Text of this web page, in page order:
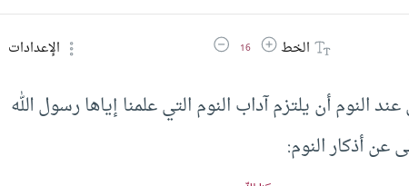
الخطزيادة حجم الخط
16 تقليل حجم الخط الإعدادات
النوم أن يلتزم آداب النوم التي علمنا إياها رسول الله
عن أذكار النوم: